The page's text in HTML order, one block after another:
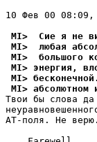
10 Фев 00
MI>  Сие я не
MI>  любая
MI>  большого
MI> энергия,
MI>
MI>
Твои бы слова
АТ-поля. Не верю.